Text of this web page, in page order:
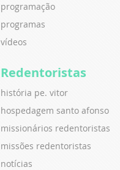
programação
programas
vídeos
Redentoristas
história pe. vitor
hospedagem santo afonso
missionários redentoristas
missões redentoristas
notícias